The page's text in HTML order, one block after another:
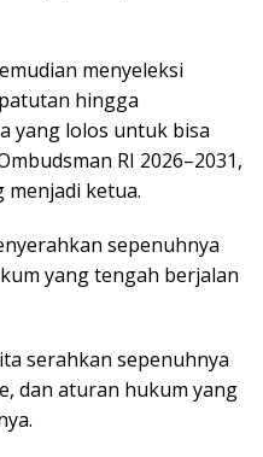
menyeleksi
hingga
yang lolos untuk bisa
RI 2026–2031,
menjadi ketua.
sepenuhnya
yang tengah berjalan
serahkan sepenuhnya
dan aturan hukum yang